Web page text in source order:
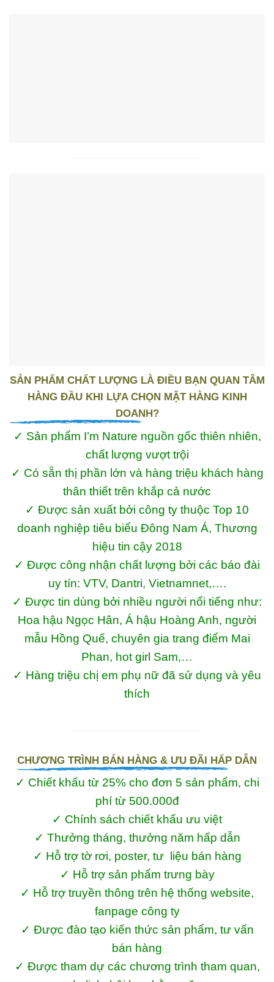
SẢN PHẨM CHẤT LƯỢNG LÀ ĐIỀU BẠN QUAN TÂM
HÀNG ĐẦU KHI LỰA CHỌN MẶT HÀNG KINH
DOANH?
✓ Sản phẩm I’m Nature nguồn gốc thiên nhiên,
chất lượng vượt trội
✓ Có sẵn thị phần lớn và hàng triệu khách hàng
thân thiết trên khắp cả nước
✓ Được sản xuất bởi công ty thuộc Top 10
doanh nghiệp tiêu biểu Đông Nam Á, Thương
hiệu tin cậy 2018
✓ Được công nhận chất lượng bởi các báo đài
uy tín: VTV, Dantri, Vietnamnet,….
✓ Được tin dùng bởi nhiều người nổi tiếng như:
Hoa hậu Ngọc Hân, Á hậu Hoàng Anh, người
mẫu Hồng Quế, chuyên gia trang điểm Mai
Phan, hot girl Sam,…
✓ Hàng triệu chị em phụ nữ đã sử dụng và yêu
thích
CHƯƠNG TRÌNH BÁN HÀNG & ƯU ĐÃI HẤP DẪN
✓ Chiết khấu từ 25% cho đơn 5 sản phẩm, chi
phí từ 500.000đ
✓ Chính sách chiết khấu ưu việt
✓ Thưởng tháng, thưởng năm hấp dẫn
✓ Hỗ trợ tờ rơi, poster, tư liệu bán hàng
✓ Hỗ trợ sản phẩm trưng bày
✓ Hỗ trợ truyền thông trên hệ thống website,
fanpage công ty
✓ Được đào tạo kiến thức sản phẩm, tư vấn
bán hàng
✓ Được tham dự các chương trình tham quan,